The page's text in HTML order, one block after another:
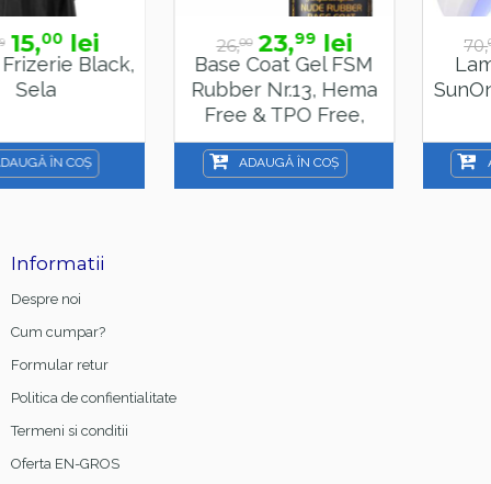
26, lei
Base Coat Gel FSM
Rubber Nr.13, Hema
Free & TPO Free,
15ml
ADAUGĂ ÎN COȘ
70, lei
Lampa Alba Led
SunOne , Sela , 48
ADAUGĂ ÎN COȘ
Informatii
Despre noi
Cum cumpar?
Formular retur
Politica de confientialitate
Termeni si conditii
Oferta EN-GROS